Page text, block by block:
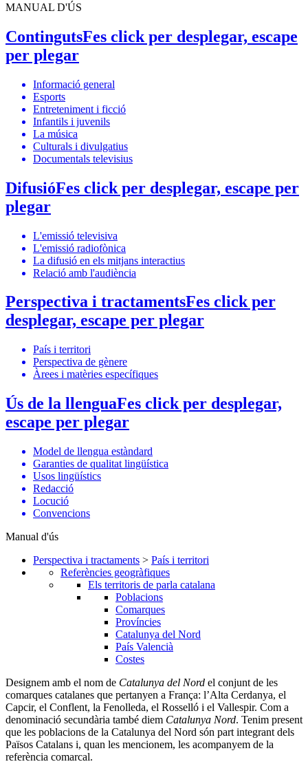
MANUAL D'ÚS
ContingutsFes click per desplegar, escape
per plegar
Informació general
Esports
Entreteniment i ficció
Infantils i juvenils
La música
Culturals i divulgatius
Documentals televisius
DifusióFes click per desplegar, escape per
plegar
L'emissió televisiva
L'emissió radiofònica
La difusió en els mitjans interactius
Relació amb l'audiència
Perspectiva i tractamentsFes click per
desplegar, escape per plegar
País i territori
Perspectiva de gènere
Àrees i matèries específiques
Ús de la llenguaFes click per desplegar,
escape per plegar
Model de llengua estàndard
Garanties de qualitat lingüística
Usos lingüístics
Redacció
Locució
Convencions
Manual d'ús
Perspectiva i tractaments > País i territori
Referències geogràfiques
Els territoris de parla catalana
Poblacions
Comarques
Províncies
Catalunya del Nord
País Valencià
Costes
Designem amb el nom de Catalunya del Nord el conjunt de les
comarques catalanes que pertanyen a França: l’Alta Cerdanya, el
Capcir, el Conflent, la Fenolleda, el Rosselló i el Vallespir. Com a
denominació secundària també diem Catalunya Nord. Tenim present
que les poblacions de la Catalunya del Nord són part integrant dels
Països Catalans i, quan les mencionem, les acompanyem de la
referència comarcal.